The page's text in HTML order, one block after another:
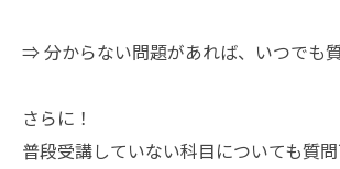
⇒ 分からない問題があれば、いつでも質
さらに！
普段受講していない科目についても質問